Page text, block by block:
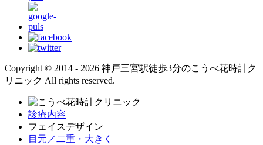
Copyright © 2014 - 2026 神戸三宮駅徒歩3分のこうべ花時計ク
リニック All rights reserved.
診療内容
フェイスデザイン
目元／二重・大きく